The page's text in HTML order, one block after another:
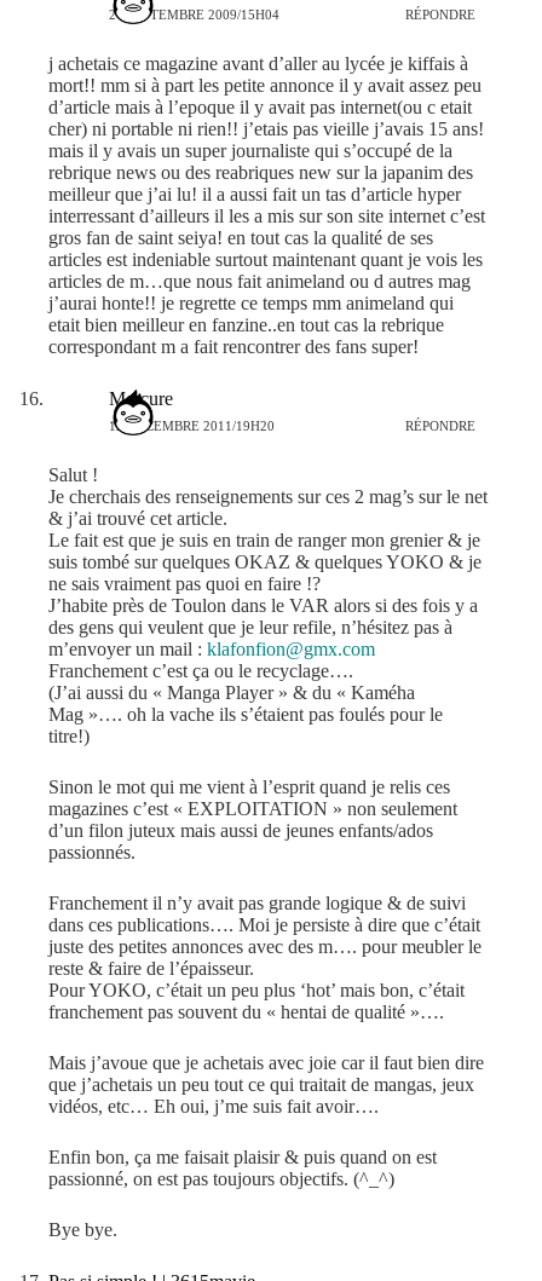
24 SEPTEMBRE 2009/15H04 RÉPONDRE
j achetais ce magazine avant d’aller au lycée je kiffais à
mort!! mm si à part les petite annonce il y avait assez peu
d’article mais à l’epoque il y avait pas internet(ou c etait
cher) ni portable ni rien!! j’etais pas vieille j’avais 15 ans!
mais il y avais un super journaliste qui s’occupé de la
rebrique news ou des reabriques new sur la japanim des
meilleur que j’ai lu! il a aussi fait un tas d’article hyper
interressant d’ailleurs il les a mis sur son site internet c’est
gros fan de saint seiya! en tout cas la qualité de ses
articles est indeniable surtout maintenant quant je vois les
articles de m…que nous fait animeland ou d autres mag
j’aurai honte!! je regrette ce temps mm animeland qui
etait bien meilleur en fanzine..en tout cas la rebrique
correspondant m a fait rencontrer des fans super!
Mercure
12 DÉCEMBRE 2011/19H20 RÉPONDRE
Salut !
Je cherchais des renseignements sur ces 2 mag’s sur le net
& j’ai trouvé cet article.
Le fait est que je suis en train de ranger mon grenier & je
suis tombé sur quelques OKAZ & quelques YOKO & je
ne sais vraiment pas quoi en faire !?
J’habite près de Toulon dans le VAR alors si des fois y a
des gens qui veulent que je leur refile, n’hésitez pas à
m’envoyer un mail : klafonfion@gmx.com
Franchement c’est ça ou le recyclage….
(J’ai aussi du « Manga Player » & du « Kaméha
Mag »…. oh la vache ils s’étaient pas foulés pour le
titre!)
Sinon le mot qui me vient à l’esprit quand je relis ces
magazines c’est « EXPLOITATION » non seulement
d’un filon juteux mais aussi de jeunes enfants/ados
passionnés.
Franchement il n’y avait pas grande logique & de suivi
dans ces publications…. Moi je persiste à dire que c’était
juste des petites annonces avec des m…. pour meubler le
reste & faire de l’épaisseur.
Pour YOKO, c’était un peu plus ‘hot’ mais bon, c’était
franchement pas souvent du « hentai de qualité »….
Mais j’avoue que je achetais avec joie car il faut bien dire
que j’achetais un peu tout ce qui traitait de mangas, jeux
vidéos, etc… Eh oui, j’me suis fait avoir….
Enfin bon, ça me faisait plaisir & puis quand on est
passionné, on est pas toujours objectifs. (^_^)
Bye bye.